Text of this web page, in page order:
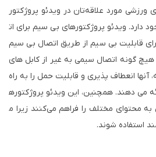
ورزشی مورد علاقه‌تان در ویدئو پروژکتور
دارد. ویدئو پروژکتورهای بی سیم برای ات
قابلیت بی سیم از طریق اتصال بی سیم
هیچ گونه اتصال سیمی به غیر از کابل های
آنها انعطاف پذیری و قابلیت حمل را به راه
می دهند. همچنین، این ویدئو پروژکتوره
محتوای مختلف را فراهم می‌کنند زیرا م
استفاده شوند.